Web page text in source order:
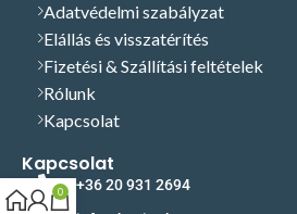
Adatvédelmi szabályzat
Elállás és visszatérítés
Fizetési & Szállítási feltételek
Rólunk
Kapcsolat
Kapcsolat
+36 20 931 2694
0